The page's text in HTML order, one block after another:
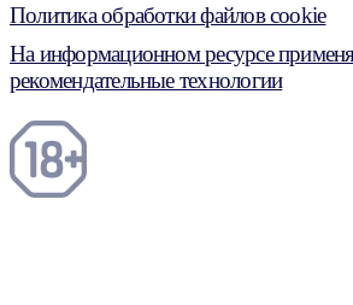
Политика обработки файлов cookie
На информационном ресурсе
рекомендательные технологии